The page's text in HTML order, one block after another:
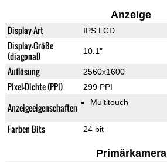
Anzeige
Display-Art IPS LCD
Display-Größe
(diagonal)
10.1"
Auflösung 2560x1600
Pixel-Dichte (PPI) 299 PPI
Anzeigeeigenschaften Multitouch
Farben Bits 24 bit
Primärkamera